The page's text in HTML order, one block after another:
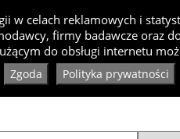
Artykuły Produkty
w celach reklamowych i
firmy badawcze oraz
do obsługi internetu
Zgoda Polityka prywatności